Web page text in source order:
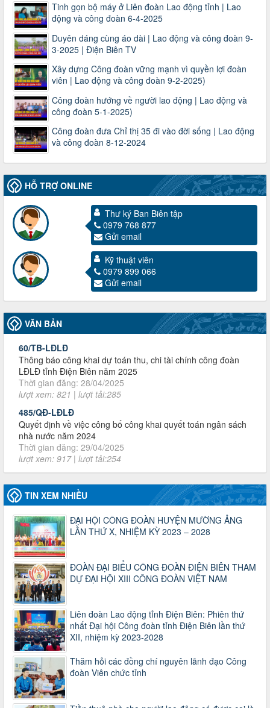
Tinh gọn bộ máy ở Liên đoàn Lao động tỉnh | Lao
động và công đoàn 6-4-2025
Duyên dáng cùng áo dài | Lao động và công đoàn 9-
3-2025 | Điện Biên TV
Xây dựng Công đoàn vững mạnh vì quyền lợi đoàn
viên | Lao động và công đoàn 9-2-2025)
Công đoàn hướng về người lao động | Lao động và
công đoàn 5-1-2025)
Công đoàn đưa Chỉ thị 35 đi vào đời sống | Lao động
và công đoàn 8-12-2024
HỖ TRỢ ONLINE
Thư ký Ban Biên tập
0979 768 877
Gửi email
Kỹ thuật viên
0979 899 066
Gửi email
VĂN BẢN
Công văn hướng dẫn công tác quả lý tài chính, tài sản công
đoàn khi đơn vị sát nhập, chấm dứt hoạt động
Thời gian đăng: 13/04/2025
lượt xem: 2005 | lượt tải:720
60/TB-LĐLĐ
Thông báo công khai dự toán thu, chi tài chính công đoàn
LĐLĐ tỉnh Điện Biên năm 2025
Thời gian đăng: 28/04/2025
lượt xem: 821 | lượt tải:285
485/QĐ-LĐLĐ
Quyết định về việc công bố công khai quyết toán ngân sách
nhà nước năm 2024
Thời gian đăng: 29/04/2025
lượt xem: 917 | lượt tải:254
2930/TLĐ-TC
Công văn số 2930/TLĐ-TC, ngày 31/12/2024 của Tổng
LĐLĐ Việt Nam về việc quy định tỷ lệ phân phối tự động
KPCĐ 2% qua tài khoản Công đoàn Việt Nam về các cấp
Công đoàn năm 2025
Thời gian đăng: 06/01/2025
47-TTCĐ/BTGTU
Thông tin chuyên đề: Một số nôi dung về sắp xếp tổ chức bộ
máy của hệ thống chính trị tinh gọn, hoạt động hiệu lực, hiệu
quả
Thời gian đăng: 25/12/2024
lượt xem: 1225 | lượt tải:339
37/HD-TLĐ
Hướng dẫn Công đoàn với việc tổ chức và hoạt động của
Ban Thanh tra Nhân dân
Thời gian đăng: 27/12/2024
lượt xem: 4950 | lượt tải:1353
35/HD-TLĐ
Hướng dẫn thực hiện một số nội dung chi liên quan đến
công tác kiểm tra, giám sát tại Công đoàn cơ sở
Thời gian đăng: 27/12/2024
TIN XEM NHIỀU
ĐẠI HỘI CÔNG ĐOÀN HUYỆN MƯỜNG ẢNG
LẦN THỨ X, NHIỆM KỲ 2023 – 2028
ĐOÀN ĐẠI BIỂU CÔNG ĐOÀN ĐIỆN BIÊN THAM
DỰ ĐẠI HỘI XIII CÔNG ĐOÀN VIỆT NAM
Liên đoàn Lao động tỉnh Điện Biên: Phiên thứ
nhất Đại hội Công đoàn tỉnh Điện Biên lần thứ
XII, nhiệm kỳ 2023-2028
Thăm hỏi các đồng chí nguyên lãnh đạo Công
đoàn Viên chức tỉnh